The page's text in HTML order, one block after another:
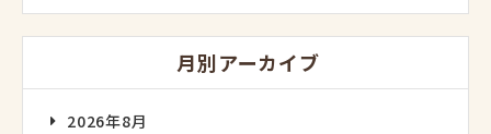
月別アーカイブ
2026年8月